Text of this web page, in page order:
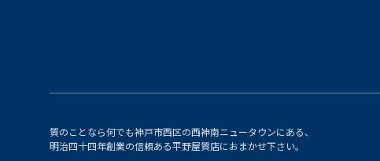
質のことなら何でも神戸市西区の西神南ニュータウンにある、
明治四十四年創業の信頼ある平野屋質店におまかせ下さい。